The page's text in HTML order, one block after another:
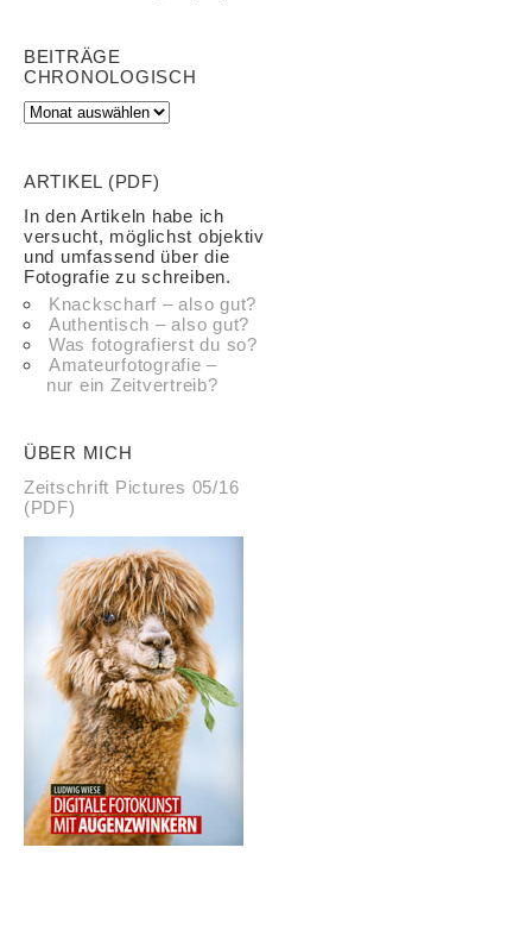
BEITRÄGE
CHRONOLOGISCH
ARTIKEL (PDF)
In den Artikeln habe ich
versucht, möglichst objektiv
und umfassend über die
Fotografie zu schreiben.
Knackscharf – also gut?
Authentisch – also gut?
Was fotografierst du so?
Amateurfotografie –
nur ein Zeitvertreib?
ÜBER MICH
Zeitschrift Pictures 05/16
(PDF)